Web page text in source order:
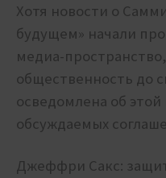
Хотя новости о
будущем» начали
медиа-
общественность до
осведомлена об
обсуждаемых
Джеффри Сакс: